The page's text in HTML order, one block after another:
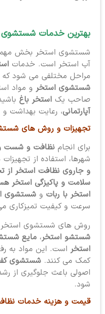
بهترین خدمات شستشوی
شستشوی استخر بخش
آب استخر است. خدمات
مراحل مختلفی می شود که
شستشوی استخرو مواد
صاحب یک استخر باغ
آپارتمانی، رعایت بهداشت و
تجهیزات و روش های
برای انجام نظافت و شست
شهرها، استفاده از
و جاروی نظافت استخر از
سلامت و پاکیزگی استخر
استخر با رباتو شستشوی
سرعت و کیفیت تمیزکاری
روش های شستشوی استخر
شستشو استخر، مایع
استخراست. این مواد به
کمک می کنند. شستشوی
اصولی باعث جلوگیری از
شود.
قیمت و هزینه خدمات